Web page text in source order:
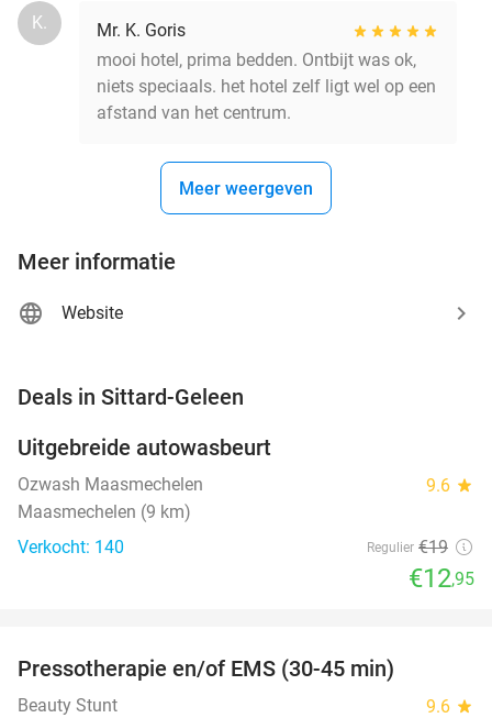
K.
Mr. K. Goris
mooi hotel, prima bedden. Ontbijt was ok,
niets speciaals. het hotel zelf ligt wel op een
afstand van het centrum.
Meer weergeven
Meer informatie
Website
Deals in Sittard-Geleen
NEW
TODAY
Uitgebreide autowasbeurt
Ozwash Maasmechelen 9.6 star
Maasmechelen (9 km)
Verkocht: 140
Regulier €19
€12,95
TODAY
Pressotherapie en/of EMS (30-45 min)
Beauty Stunt 9.6 star